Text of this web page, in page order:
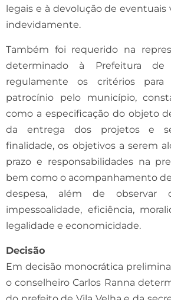
legais e à devolução de eventuais
indevidamente.
Também foi requerido na
determinado à Prefeitura
regulamente os critérios
patrocínio pelo município,
como a especificação do objeto
da entrega dos projetos e
finalidade, os objetivos a serem
prazo e responsabilidades na
bem como o acompanhamento
despesa, além de observar
impessoalidade, eficiência,
legalidade e economicidade.
Decisão
Em decisão monocrática
o conselheiro Carlos Ranna